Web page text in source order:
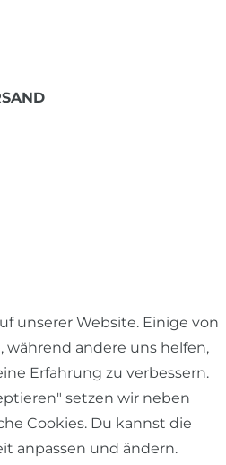
SHOPS
unserer Website. Einige von
während andere uns helfen,
Erfahrung zu verbessern.
setzen wir neben
Cookies. Du kannst die
anpassen und ändern.